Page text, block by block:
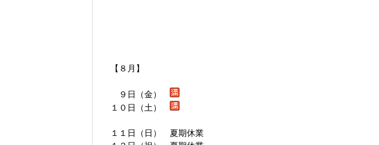
【８月】
９日（金）
１０日（土）
１１日（日） 夏期休業